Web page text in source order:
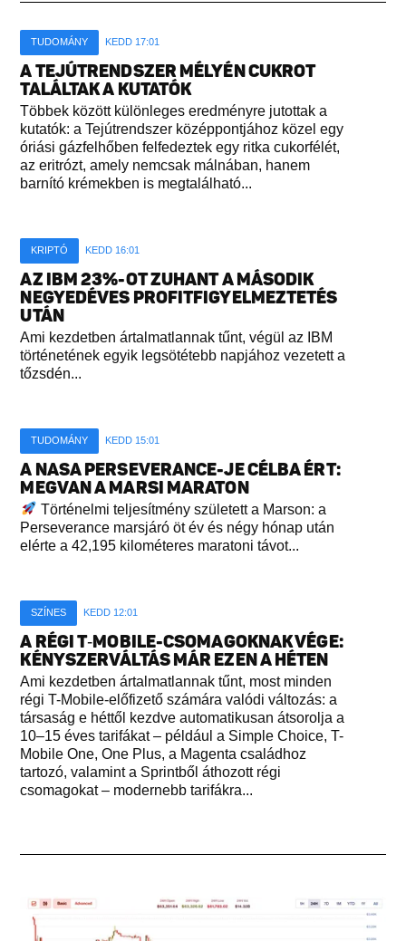
TUDOMÁNY KEDD 17:01
A TEJÚTRENDSZER MÉLYÉN CUKROT
TALÁLTAK A KUTATÓK
Többek között különleges eredményre jutottak a
kutatók: a Tejútrendszer középpontjához közel egy
óriási gázfelhőben felfedeztek egy ritka cukorfélét,
az eritrózt, amely nemcsak málnában, hanem
barnító krémekben is megtalálható...
KRIPTÓ KEDD 16:01
AZ IBM 23%-OT ZUHANT A MÁSODIK
NEGYEDÉVES PROFITFIGYELMEZTETÉS
UTÁN
Ami kezdetben ártalmatlannak tűnt, végül az IBM
történetének egyik legsötétebb napjához vezetett a
tőzsdén...
TUDOMÁNY KEDD 15:01
A NASA PERSEVERANCE-JE CÉLBA ÉRT:
MEGVAN A MARSI MARATON
Történelmi teljesítmény született a Marson: a
Perseverance marsjáró öt év és négy hónap után
elérte a 42,195 kilométeres maratoni távot...
SZÍNES KEDD 12:01
A RÉGI T‑MOBILE-CSOMAGOKNAK VÉGE:
KÉNYSZERVÁLTÁS MÁR EZEN A HÉTEN
Ami kezdetben ártalmatlannak tűnt, most minden
régi T-Mobile-előfizető számára valódi változás: a
társaság e héttől kezdve automatikusan átsorolja a
10–15 éves tarifákat – például a Simple Choice, T-
Mobile One, One Plus, a Magenta családhoz
tartozó, valamint a Sprintből áthozott régi
csomagokat – modernebb tarifákra...